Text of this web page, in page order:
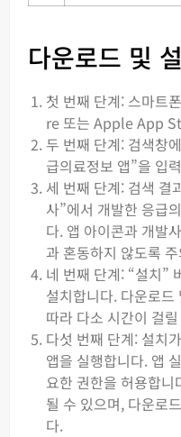
다운로드 및
첫 번째 단계: 스마트
re 또는 Apple App
두 번째 단계: 검색창
급의료정보 앱”을 입
세 번째 단계: 검색 결
사”에서 개발한 응급
다. 앱 아이콘과 개발
과 혼동하지 않도록
네 번째 단계: “설치”
설치합니다. 다운로
따라 다소 시간이 걸
다섯 번째 단계: 설치
앱을 실행합니다. 앱
요한 권한을 허용합
될 수 있으며, 다운로
다.